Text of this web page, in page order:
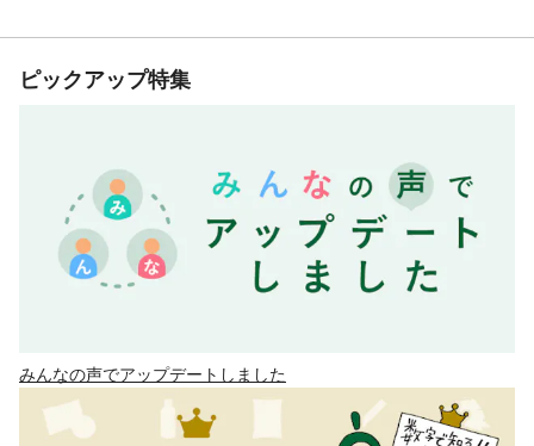
ピックアップ特集
みんなの声でアップデートしました